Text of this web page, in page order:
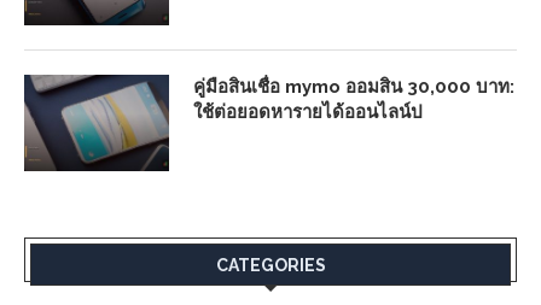
คู่มือสินเชื่อ mymo ออมสิน 30,000 บาท:
ใช้ต่อยอดหารายได้ออนไลน์ป
CATEGORIES